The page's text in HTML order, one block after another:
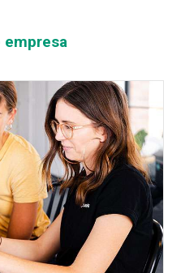
empresa